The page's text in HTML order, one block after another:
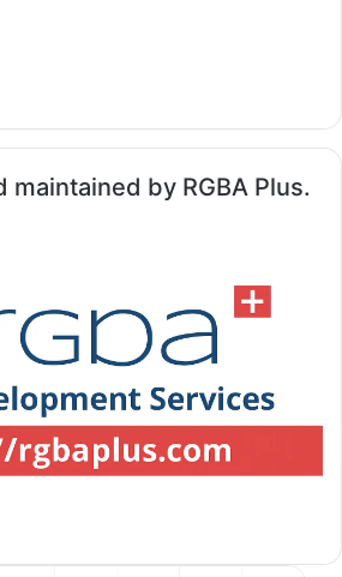
maintained by RGBA Plus.